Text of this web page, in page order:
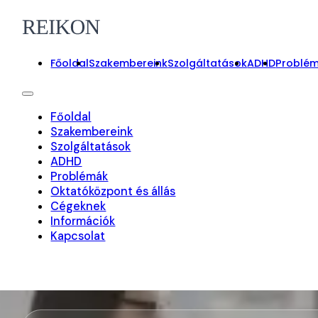
FőoldalSzakembereinkSzolgáltatásokADHD
Főoldal
Szakembereink
Szolgáltatások
ADHD
Problémák
Oktatóközpont és állás
Cégeknek
Információk
Kapcsolat